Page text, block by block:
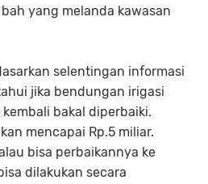
yang melanda kawasan
selentingan informasi
jika bendungan irigasi
bakal diperbaiki.
mencapai Rp.5 miliar.
bisa perbaikannya ke
dilakukan secara